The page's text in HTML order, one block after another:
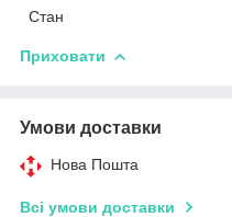
Стан
Приховати
Умови доставки
Нова Пошта
Всі умови доставки